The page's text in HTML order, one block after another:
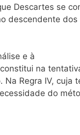
Descartes se
descendente dos
e à
na
Regra IV, cuja
do